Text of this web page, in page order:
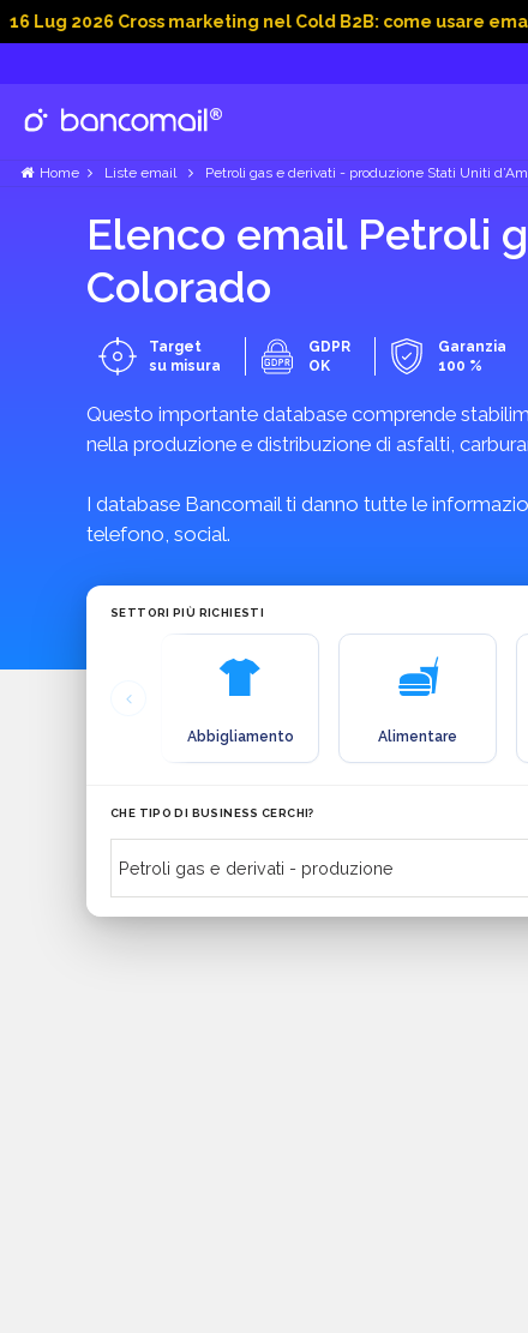
Cross marketing nel Cold B2B: come usare email, dati
Home Liste email Petroli gas e derivati - produzione Stati Uniti
Elenco email Petroli
Colorado
Target
su misura
GDPR
OK
Garanzia
100 %
Questo importante database comprende
nella produzione e distribuzione di asfalti,
I database Bancomail ti danno tutte le
telefono, social.
SETTORI PIÙ RICHIESTI
Abbigliamento Alimentare
CHE TIPO DI BUSINESS CERCHI?